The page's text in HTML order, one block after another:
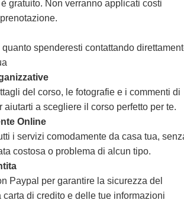
è gratuito. Non verranno applicati costi
spenderesti contattando
del corso, le fotografie e i commenti di
aiutarti a scegliere il corso perfetto per te.
Online
i servizi comodamente da casa tua,
costosa o problema di alcun tipo.
Paypal per garantire la sicurezza del
carta di credito e delle tue informazioni